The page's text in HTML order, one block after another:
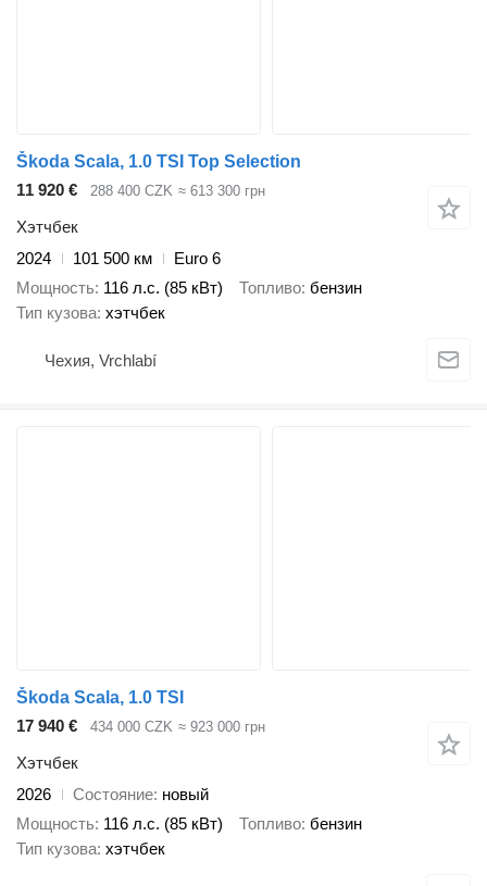
Škoda Scala, 1.0 TSI Top Selection
11 920 €
288 400 CZK ≈ 613 300 грн
Хэтчбек
2024
101 500 км
Euro 6
Мощность 116 л.с. (85 кВт) Топливо бензин
Тип кузова хэтчбек
Чехия, Vrchlabí
Škoda Scala, 1.0 TSI
17 940 €
434 000 CZK ≈ 923 000 грн
Хэтчбек
2026
Состояние новый
Мощность 116 л.с. (85 кВт) Топливо бензин
Тип кузова хэтчбек